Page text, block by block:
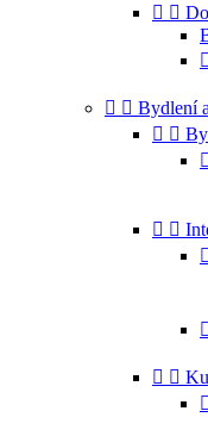
 

  Bydlení
 

 


 
